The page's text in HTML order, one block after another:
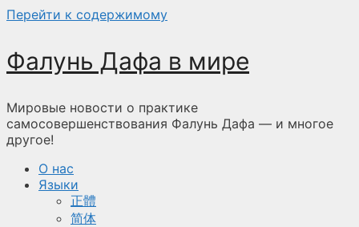
Перейти к содержимому
Фалунь Дафа в мире
Мировые новости о практике
самосовершенствования Фалунь Дафа — и многое
другое!
О нас
Языки
正體
简体